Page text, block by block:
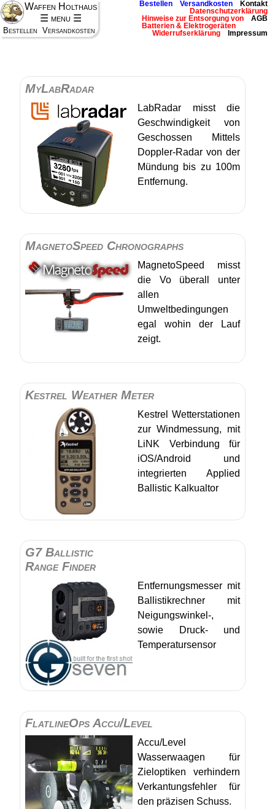
Bestellen Versandkosten
Kontakt
Datenschutzerklärung
Hinweise zur Entsorgung von
Batterien & Elektrogeräten
AGB
Widerrufserklärung
Impressum
Waffen Holthaus
☰ menu ☰
Bestellen Versandkosten
MyLabRadar
LabRadar misst die
Geschwindigkeit von
Geschossen Mittels
Doppler-Radar von der
Mündung bis zu 100m
Entfernung.
MagnetoSpeed Chronographs
MagnetoSpeed misst
die Vo überall unter
allen
Umweltbedingungen
egal wohin der Lauf
zeigt.
Kestrel Weather Meter
Kestrel Wetterstationen
zur Windmessung, mit
LiNK Verbindung für
iOS/Android und
integrierten Applied
Ballistic Kalkualtor
G7 Ballistic
Range Finder
Entfernungsmesser mit
Ballistikrechner mit
Neigungswinkel-,
sowie Druck- und
Temperatursensor
FlatlineOps Accu/Level
Accu/Level
Wasserwaagen für
Zieloptiken verhindern
Verkantungsfehler für
den präzisen Schuss.